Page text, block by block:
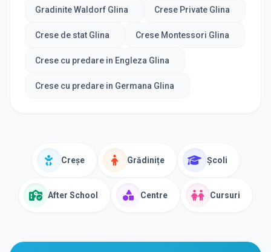
Gradinite Waldorf Glina Crese Private Glina
Crese de stat Glina Crese Montessori Glina
Crese cu predare in Engleza Glina
Crese cu predare in Germana Glina
Creșe Grădinițe Școli
After School Centre Cursuri